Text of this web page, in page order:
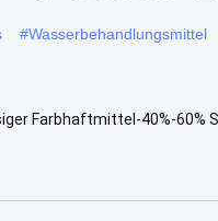
#Wasserbehandlungsmittel
Farbhaftmittel-40%-